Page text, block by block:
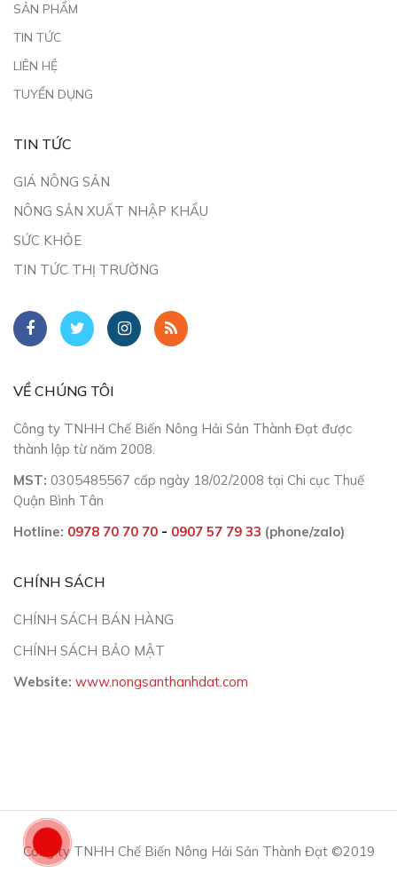
SẢN PHẨM
TIN TỨC
LIÊN HỆ
TUYỂN DỤNG
TIN TỨC
GIÁ NÔNG SẢN
NÔNG SẢN XUẤT NHẬP KHẨU
SỨC KHỎE
TIN TỨC THỊ TRƯỜNG
VỀ CHÚNG TÔI
Công ty TNHH Chế Biến Nông Hải Sản Thành Đạt được
thành lập từ năm 2008.
MST: 0305485567 cấp ngày 18/02/2008 tại Chi cục Thuế
Quận Bình Tân
Hotline: 0978 70 70 70 - 0907 57 79 33 (phone/zalo)
CHÍNH SÁCH
CHÍNH SÁCH BÁN HÀNG
CHÍNH SÁCH BẢO MẬT
Website: www.nongsanthanhdat.com
Công ty TNHH Chế Biến Nông Hải Sản Thành Đạt ©2019